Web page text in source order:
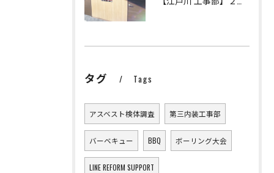
タグ Tags
アスベスト検体調査 第三内装工事部
バーベキュー BBQ ボーリング大会
LINE REFORM SUPPORT